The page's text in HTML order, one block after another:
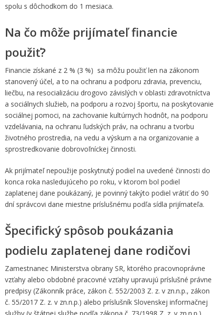
spolu s dôchodkom do 1 mesiaca.
Na čo môže prijímateľ financie
použiť?
Financie získané z 2 % (3 %) sa môžu použiť len na zákonom
stanovený účel, a to na ochranu a podporu zdravia, prevenciu,
liečbu, na resocializáciu drogovo závislých v oblasti zdravotníctva
a sociálnych služieb, na podporu a rozvoj športu, na poskytovanie
sociálnej pomoci, na zachovanie kultúrnych hodnôt, na podporu
vzdelávania, na ochranu ľudských práv, na ochranu a tvorbu
životného prostredia, na vedu a výskum a na organizovanie a
sprostredkovanie dobrovoľníckej činnosti.
Ak prijímateľ nepoužije poskytnutý podiel na uvedené činnosti do
konca roka nasledujúceho po roku, v ktorom bol podiel
zaplatenej dane poukázaný, je povinný takýto podiel vrátiť do 90
dní správcovi dane miestne príslušnému podľa sídla prijímateľa.
Špecifický spôsob poukázania
podielu zaplatenej dane rodičovi
Zamestnanec Ministerstva obrany SR, ktorého pracovnoprávne
vzťahy alebo obdobné pracovné vzťahy upravujú príslušné právne
predpisy (Zákonník práce, zákon č. 552/2003 Z. z. v zn.n.p., zákon
č. 55/2017 Z. z. v zn.n.p.) alebo príslušník Slovenskej informačnej